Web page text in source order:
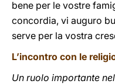
bene per le vostre
concordia, vi auguro
serve per la vostra
L’incontro con le
Un ruolo importante